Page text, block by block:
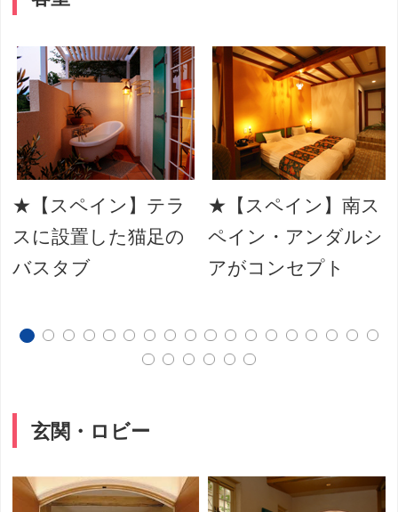
★【スペイン】テラ
スに設置した猫足の
バスタブ
★【スペイン】南ス
ペイン・アンダルシ
アがコンセプト
玄関・ロビー